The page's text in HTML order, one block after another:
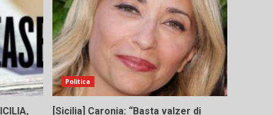
Politica
[Sicilia] Caronia: “Basta valzer di